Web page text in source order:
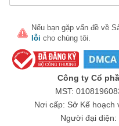
Nếu bạn gặp vấn đề về
lỗi cho chúng tôi.
Công ty Cổ
MST:
Nơi cấp: Sở Kế hoạch
Người đại
Số lần áp dụng: 1lần
Áp dụng cho đơn hàng từ:
Chỉ áp dụng cho gian hàng:
Ngày hết hạn:
LẤY